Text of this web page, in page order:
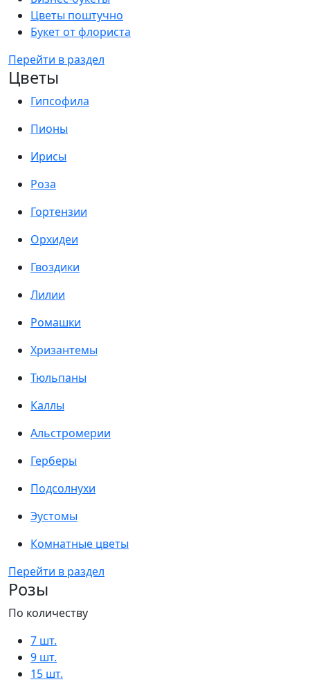
Цветы поштучно
Букет от флориста
Перейти в раздел
Цветы
Гипсофила
Пионы
Ирисы
Роза
Гортензии
Орхидеи
Гвоздики
Лилии
Ромашки
Хризантемы
Тюльпаны
Каллы
Альстромерии
Герберы
Подсолнухи
Эустомы
Комнатные цветы
Перейти в раздел
Розы
По количеству
7 шт.
9 шт.
15 шт.